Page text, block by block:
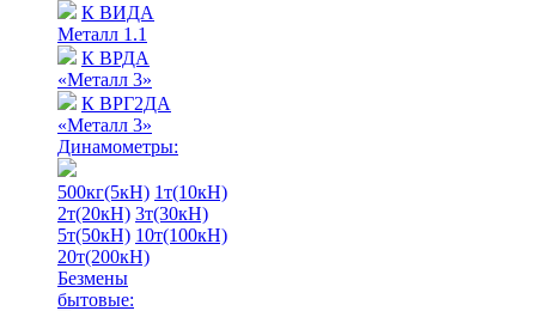
К ВИДА
Металл 1.1
К ВРДА
«Металл 3»
К ВРГ2ДА
«Металл 3»
Динамометры:
500кг(5кН) 1т(10кН)
2т(20кН) 3т(30кН)
5т(50кН) 10т(100кН)
20т(200кН)
Безмены
бытовые: